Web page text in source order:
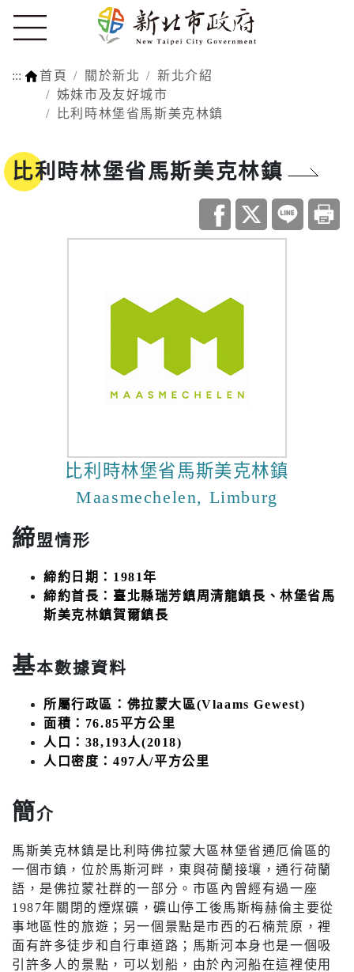
::: 首頁 關於新北
新北介紹
姊妹市及友好城市
比利時林堡省馬斯美克林鎮
比利時林堡省馬斯美克林鎮
比利時林堡省馬斯美克林鎮
Maasmechelen, Limburg
締盟情形
締約日期：1981年
締約首長：臺北縣瑞芳鎮周清龍鎮長、林堡省馬
斯美克林鎮賀爾鎮長
基本數據資料
所屬行政區：佛拉蒙大區(Vlaams Gewest)
面積：76.85平方公里
人口：38,193人(2018)
人口密度：497人/平方公里
簡介
馬斯美克林鎮是比利時佛拉蒙大區林堡省通厄倫區的
一個市鎮，位於馬斯河畔，東與荷蘭接壤，通行荷蘭
語，是佛拉蒙社群的一部分。市區內曾經有過一座
1987年關閉的煙煤礦，礦山停工後馬斯梅赫倫主要從
事地區性的旅遊；另一個景點是市西的石楠荒原，裡
面有許多徒步和自行車道路；馬斯河本身也是一個吸
引許多人的景點，可以划船，由於內河船在這裡使用